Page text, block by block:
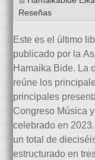
Reseñas
Este es el último
publicado por la
Hamaika Bide. La
reúne los
principales
Congreso Música
celebrado en
un total de
estructurado en